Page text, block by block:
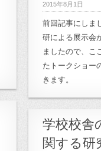
2015年8月1日
前回記事にしま
研による展示会
ましたので、こ
たトークショー
きます。
学校校舎
関する研